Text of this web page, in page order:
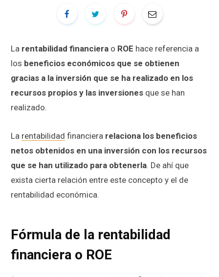
La rentabilidad financiera o ROE hace referencia a
los beneficios económicos que se obtienen
gracias a la inversión que se ha realizado en los
recursos propios y las inversiones que se han
realizado.
La rentabilidad financiera relaciona los beneficios
netos obtenidos en una inversión con los recursos
que se han utilizado para obtenerla. De ahí que
exista cierta relación entre este concepto y el de
rentabilidad económica.
Fórmula de la rentabilidad
financiera o ROE